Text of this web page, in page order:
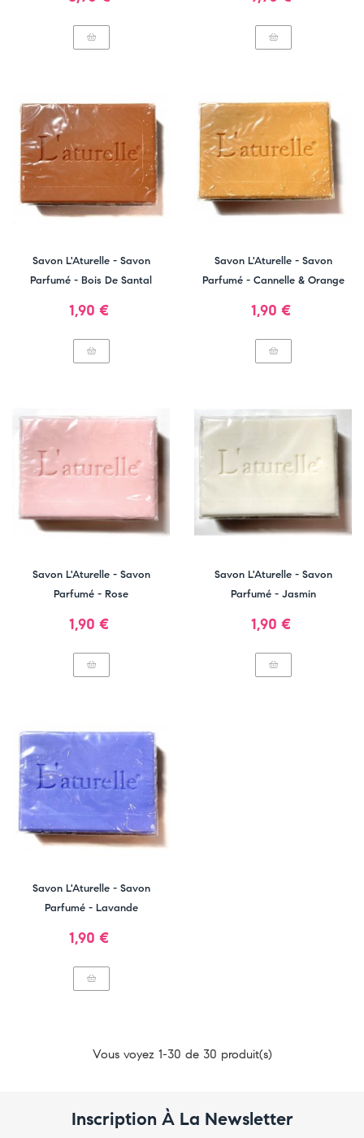
Savon L'Aturelle - Savon
Parfumé - Bois De Santal
Prix
1,90 €
Savon L'Aturelle - Savon
Parfumé - Cannelle & Orange
Prix
1,90 €
Savon L'Aturelle - Savon
Parfumé - Rose
Prix
1,90 €
Savon L'Aturelle - Savon
Parfumé - Jasmin
Prix
1,90 €
Savon L'Aturelle - Savon
Parfumé - Lavande
Prix
1,90 €
Vous voyez 1-30 de 30 produit(s)
Inscription À La Newsletter